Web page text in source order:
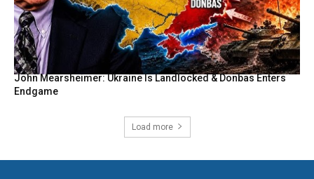
John Mearsheimer: Ukraine Is Landlocked & Donbas Enters
Endgame
Load more